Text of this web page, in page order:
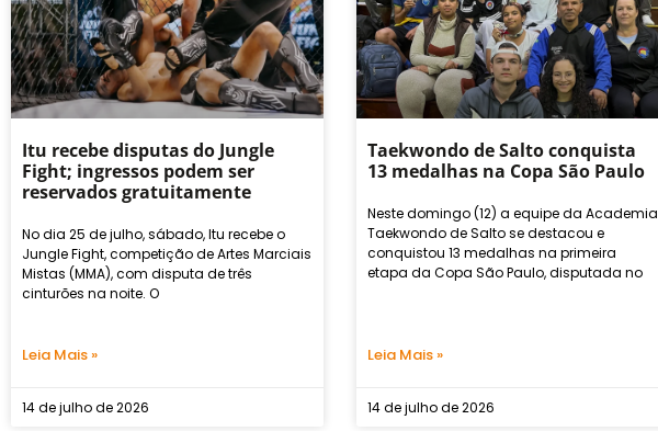
Itu recebe disputas do Jungle
Fight; ingressos podem ser
reservados gratuitamente
No dia 25 de julho, sábado, Itu recebe o
Jungle Fight, competição de Artes Marciais
Mistas (MMA), com disputa de três
cinturões na noite. O
Leia Mais »
14 de julho de 2026
Taekwondo de Salto conquista
13 medalhas na Copa São Paulo
Neste domingo (12) a equipe da Academia
Taekwondo de Salto se destacou e
conquistou 13 medalhas na primeira
etapa da Copa São Paulo, disputada no
Leia Mais »
14 de julho de 2026